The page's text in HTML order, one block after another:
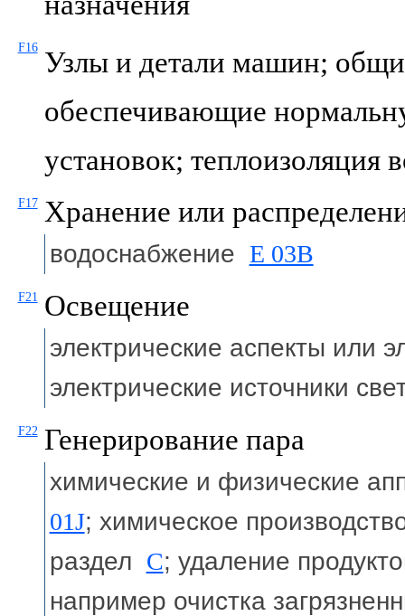
F16 Узлы и детали машин;
обеспечивающие
установок; теплоизоляция
F17 Хранение или
водоснабжение E 03B
F21 Освещение
электрические аспекты или
электрические источники
F22 Генерирование пара
химические и физические
01J; химическое
раздел C; удаление
например очистка